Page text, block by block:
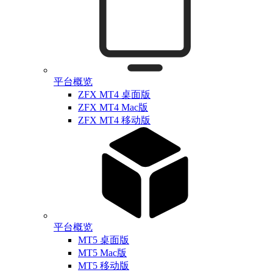
平台概览
ZFX MT4 桌面版
ZFX MT4 Mac版
ZFX MT4 移动版
平台概览
MT5 桌面版
MT5 Mac版
MT5 移动版